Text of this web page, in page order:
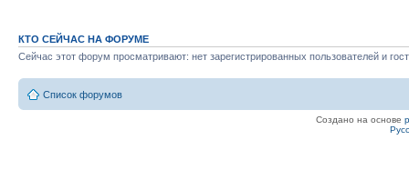
КТО СЕЙЧАС НА ФОРУМЕ
Сейчас этот форум просматривают: нет зарегистрированных пользователей и
Список форумов
Создано на основе